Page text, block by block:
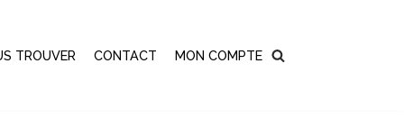
TROUVER CONTACT MON COMPTE